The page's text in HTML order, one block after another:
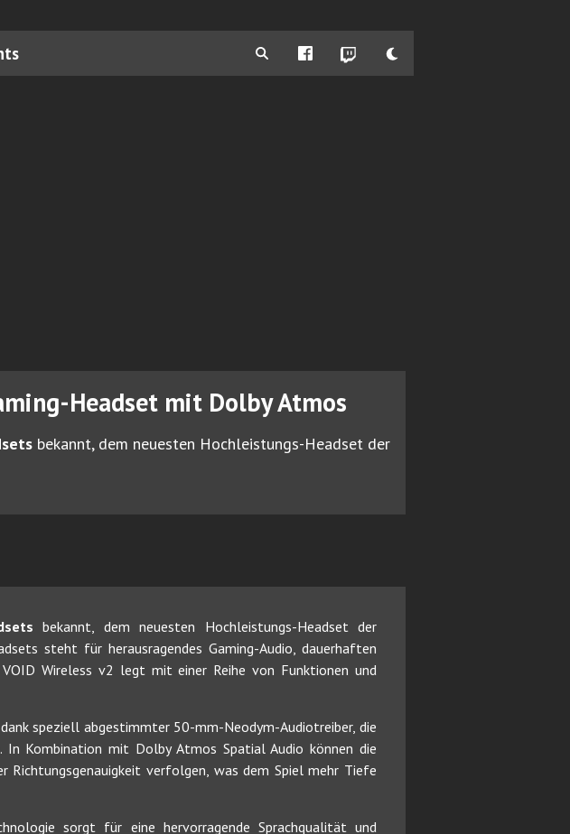
Headset mit Dolby Atmos
bekannt, dem neuesten Hochleistungs-Headset der
bekannt, dem neuesten Hochleistungs-Headset der
steht für herausragendes Gaming-Audio, dauerhaften
Wireless v2 legt mit einer Reihe von Funktionen und
speziell abgestimmter 50-mm-Neodym-Audiotreiber, die
Kombination mit Dolby Atmos Spatial Audio können die
Richtungsgenauigkeit verfolgen, was dem Spiel mehr Tiefe
sorgt für eine hervorragende Sprachqualität und